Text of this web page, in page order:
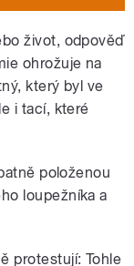
život, odpověď
ohrožuje na
který byl ve
i tací, které
položenou
loupežníka a
protestují: Tohle